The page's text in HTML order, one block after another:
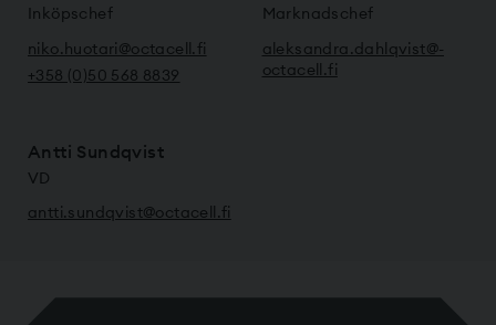
Inköpschef
niko.huotari@­octacell.fi
+358 (0)50 568 8839
Marknadschef
aleksandra.dahlqvist@­
octacell.fi
Antti Sundqvist
VD
antti.sundqvist@­octacell.fi